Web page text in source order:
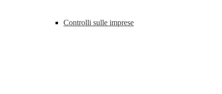
Controlli sulle imprese